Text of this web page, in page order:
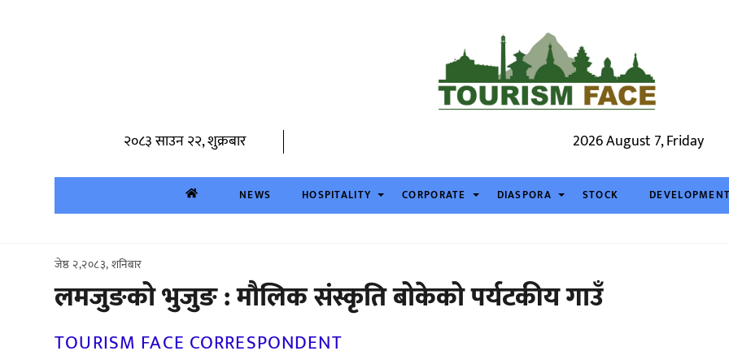
२०८३ साउन २२, शुक्रबार 2026 August 7, Friday
NEWS HOSPITALITY CORPORATE DIASPORA STOCK DEVELOPMENT
जेष्ठ २,२०८३, शनिबार
लमजुङको भुजुङ : मौलिक संस्कृति बोकेको पर्यटकीय गाउँ
TOURISM FACE CORRESPONDENT